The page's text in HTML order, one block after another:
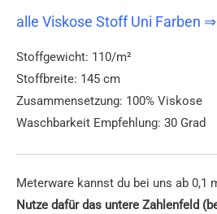
alle Viskose Stoff Uni Farben ⇒
Stoffgewicht: 110/m²
Stoffbreite: 145 cm
Zusammensetzung: 100% Viskose
Waschbarkeit Empfehlung: 30 Grad
Meterware kannst du bei uns ab 0,1
Nutze dafür das untere Zahlenfeld